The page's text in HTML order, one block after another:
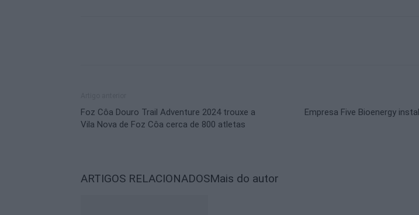
Foz Côa Douro Trail Adventure 2024 trouxe a
Vila Nova de Foz Côa cerca de 800 atletas
Empresa Five Bioenergy
ARTIGOS RELACIONADOSMais do autor